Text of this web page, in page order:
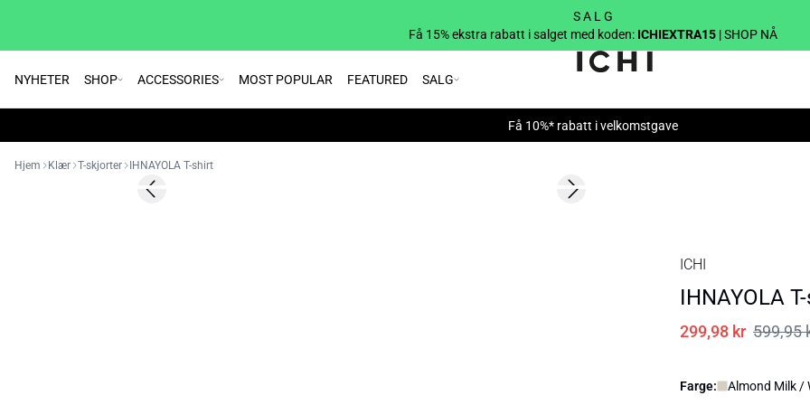
S A L G
Få 15% ekstra rabatt i salget med koden: ICHIEXTRA15 | SHOP NÅ
NYHETER SHOP ACCESSORIES MOST POPULAR FEATURED SALG
Få 10%* rabatt i velkomstgave
Hjem Klær T-skjorter IHNAYOLA T-shirt
SALE | 50%
Previous slide Next slide
ICHI
IHNAYOLA
299,98 kr 599,95
Farge: Almond Milk /